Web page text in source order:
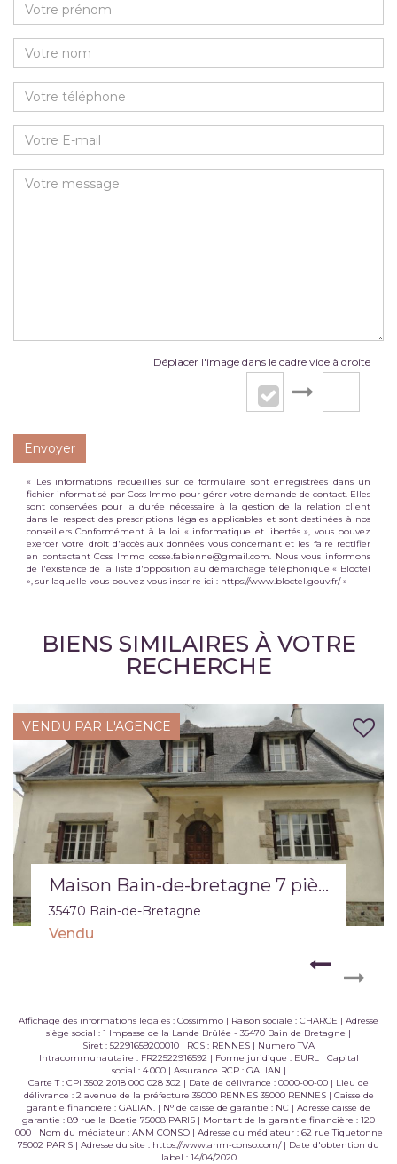
Déplacer l'image dans le cadre vide à droite
Envoyer
« Les informations recueillies sur ce formulaire sont enregistrées dans un
fichier informatisé par Coss Immo pour gérer votre demande de contact. Elles
sont conservées pour la durée nécessaire à la gestion de la relation client
dans le respect des prescriptions légales applicables et sont destinées à nos
conseillers Conformément à la loi « informatique et libertés », vous pouvez
exercer votre droit d'accès aux données vous concernant et les faire rectifier
en contactant Coss Immo cosse.fabienne@gmail.com. Nous vous informons
de l'existence de la liste d'opposition au démarchage téléphonique « Bloctel
», sur laquelle vous pouvez vous inscrire ici : https://www.bloctel.gouv.fr/»
BIENS SIMILAIRES À VOTRE
RECHERCHE
VENDU PAR L'AGENCE
Maison Bain-de-bretagne 7 pièce(s) 183 m2
35470 Bain-de-Bretagne
Vendu
Affichage des informations légales : Cossimmo | Raison sociale : CHARCE | Adresse
siège social : 1 Impasse de la Lande Brûlée - 35470 Bain de Bretagne |
Siret : 52291659200010 | RCS : RENNES | Numero TVA
Intracommunautaire : FR22522916592 | Forme juridique : EURL | Capital
social : 4.000 | Assurance RCP : GALIAN |
Carte T : CPI 3502 2018 000 028 302 | Date de délivrance : 0000-00-00 | Lieu de
délivrance : 2 avenue de la préfecture 35000 RENNES 35000 RENNES | Caisse de
garantie financière : GALIAN. | N° de caisse de garantie : NC | Adresse caisse de
garantie : 89 rue la Boetie 75008 PARIS | Montant de la garantie financière : 120
000 | Nom du médiateur : ANM CONSO | Adresse du médiateur : 62 rue Tiquetonne
75002 PARIS | Adresse du site : https://www.anm-conso.com/| Date d'obtention du
label : 14/04/2020